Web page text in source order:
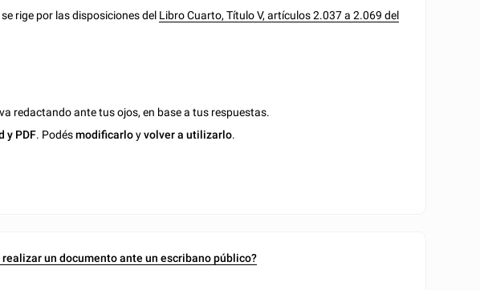
se rige por las disposiciones del Libro Cuarto, Título V, artículos 2.037 a 2.069 del
redactando ante tus ojos, en base a tus respuestas.
y PDF. Podésmodificarloyvolver a utilizarlo.
realizar un documento ante un escribano público?